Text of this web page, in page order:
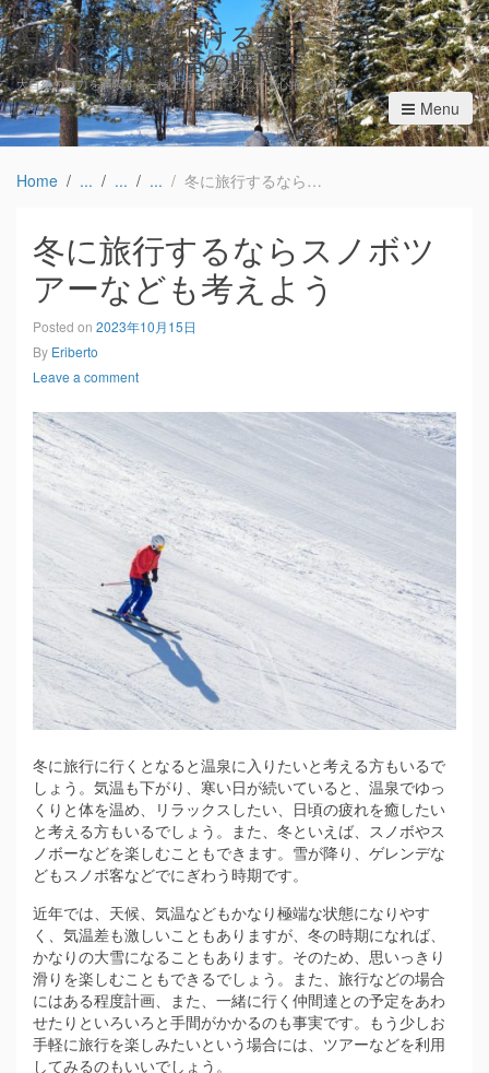
白銀の大地を駆ける舞台─スキーツア
ーで味わう至福の時間─
大自然の魅力を満喫する─極上のスキーツアーで心躍る冒険を
Menu
Home 冬に旅行するならスノボツアーなども考えよう
冬に旅行するならスノボツ
アーなども考えよう
Posted on 2023年10月15日
By Eriberto
Leave a comment
冬に旅行に行くとなると温泉に入りたいと考える方もいるで
しょう。 気温も下がり、寒い日が続いていると、温泉でゆっ
くりと体を温め、リラックスしたい、日頃の疲れを癒したい
と考える方もいるでしょう。また、冬といえば、スノボやス
ノボーなどを楽しむこともできます。雪が降り、ゲレンデな
どもスノボ客などでにぎわう時期です。
近年では、天候、気温などもかなり極端な状態になりやす
く、気温差も激しいこともありますが、冬の時期になれば、
かなりの大雪になることもあります。そのため、思いっきり
滑りを楽しむこともできるでしょう。また、旅行などの場合
にはある程度計画、また、一緒に行く仲間達との予定をあわ
せたりといろいろと手間がかかるのも事実です。もう少しお
手軽に旅行を楽しみたいという場合には、ツアーなどを利用
してみるのもいいでしょう。